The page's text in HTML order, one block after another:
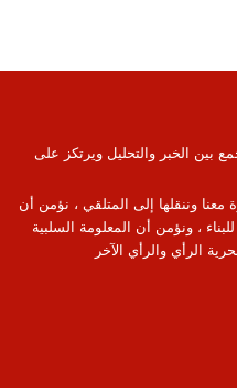
بين الخبر والتحليل ويرتكز على
وننقلها إلى المتلقي ، نؤمن أن
، ونؤمن أن المعلومة السلبية
الرأي والرأي الآخر